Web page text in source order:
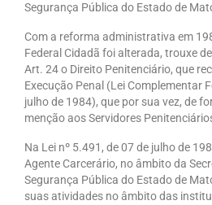
Segurança Pública do Estado de
Com a reforma administrativa em
Federal Cidadã foi alterada, trouxe
Art. 24 o Direito Penitenciário, que
Execução Penal (Lei Complementar
julho de 1984), que por sua vez, de
menção aos Servidores
Na Lei nº 5.491, de 07 de julho de
Agente Carcerário, no âmbito da
Segurança Pública do Estado de
suas atividades no âmbito das